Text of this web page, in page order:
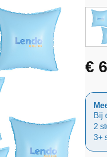
€
€
is:
€
Bij
2
3+